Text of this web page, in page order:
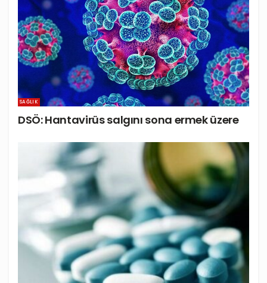
SAĞLIK
DSÖ: Hantavirüs salgını sona ermek üzere